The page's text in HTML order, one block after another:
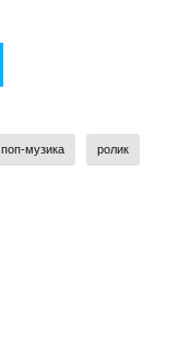
поп-музика ролик